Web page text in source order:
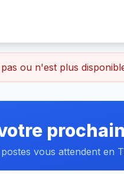
ou n'est plus
vous attendent en